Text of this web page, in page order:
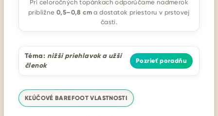
Pri celoročných topánkach odporúčame nadmerok
približne0,5–0,8 cm a dostatok priestoru v prstovej
časti.
Téma: nižší priehlavok a užší
členok
Pozrieť poradňu
KĽÚČOVÉ BAREFOOT VLASTNOSTI